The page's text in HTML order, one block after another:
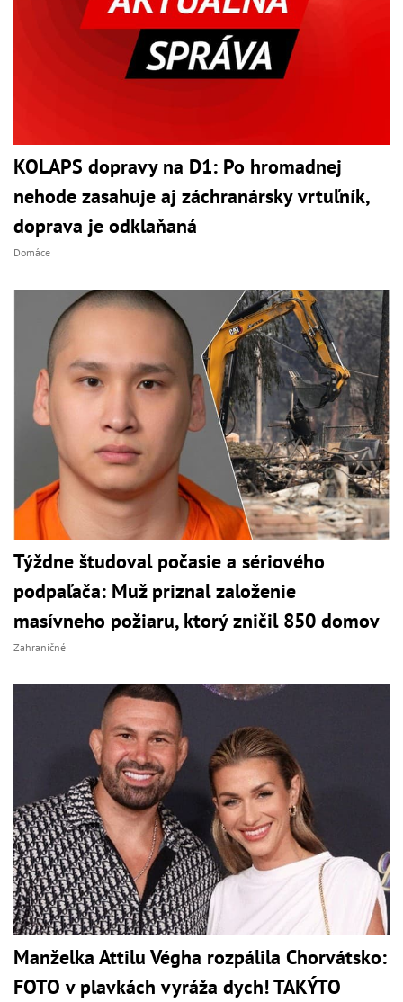
KOLAPS dopravy na D1: Po hromadnej
nehode zasahuje aj záchranársky vrtuľník,
doprava je odklaňaná
Domáce
Týždne študoval počasie a sériového
podpaľača: Muž priznal založenie
masívneho požiaru, ktorý zničil 850 domov
Zahraničné
Manželka Attilu Végha rozpálila Chorvátsko:
FOTO v plavkách vyráža dych! TAKÝTO